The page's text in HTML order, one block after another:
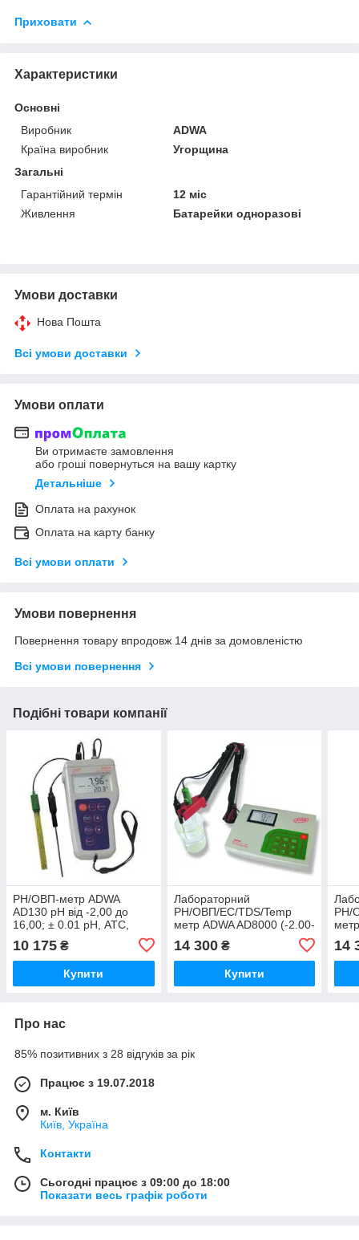
Приховати
Характеристики
Основні
Виробник
ADWA
Країна виробник
Угорщина
Загальні
Гарантійний термін
12 міс
Живлення
Батарейки одноразові
Умови доставки
Нова Пошта
Всі умови доставки
Умови оплати
Ви отримаєте замовлення
або гроші повернуться на вашу картку
Детальніше
Оплата на рахунок
Оплата на карту банку
Всі умови оплати
Умови повернення
Повернення товару впродовж 14 днів за домовленістю
Всі умови повернення
Подібні товари компанії
РН/ОВП-метр ADWA
AD130 рН від -2,00 до
16,00; ± 0.01 pH, АТС,
калібрування. Угорщина
10 175 ₴
Купити
Лабораторний
PH/OВП/EC/TDS/Temp
метр ADWA AD8000 (-2.00-
16.00pH;±2000mV; 0.00-
19.99μS/cm/0.00-9.99ppm)
Угорщина
14 300₴
Купити
PH/
14
Про нас
85% позитивних з 28 відгуків за рік
Працює з 19.07.2018
м. Київ
Київ, Україна
Контакти
Сьогодні працює з 09:00 до 18:00
Показати весь графік роботи